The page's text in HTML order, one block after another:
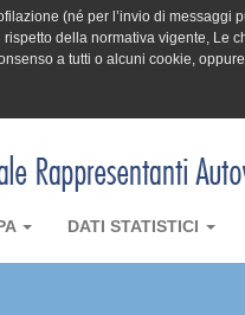
(né per l’invio di
della normativa vigente, Le
a tutti o alcuni cookie,
DATI STATISTICI